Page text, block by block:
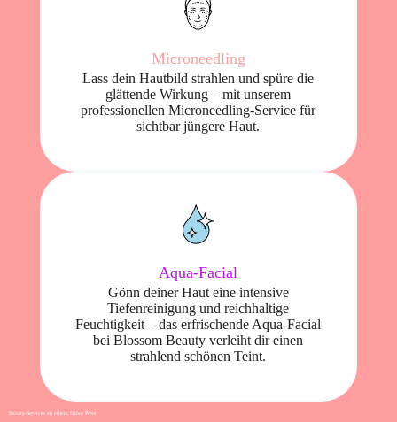
Microneedling
Lass dein Hautbild strahlen und spüre die
glättende Wirkung – mit unserem
professionellen Microneedling-Service für
sichtbar jüngere Haut.
Aqua-Facial
Gönn deiner Haut eine intensive
Tiefenreinigung und reichhaltige
Feuchtigkeit – das erfrischende Aqua-Facial
bei Blossom Beauty verleiht dir einen
strahlend schönen Teint.
Beauty-Services zu einem fairen Preis